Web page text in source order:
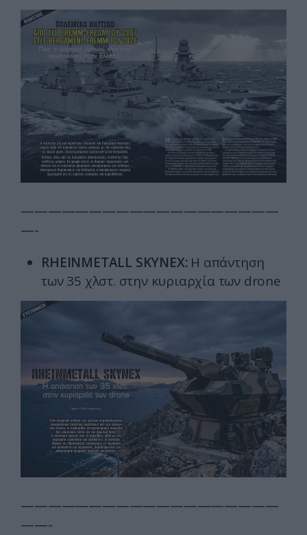
———————————————————
—-
RHEINMETALL SKYNEX: Η απάντηση
των 35 χλστ. στην κυριαρχία των drone
———————————————————
——-